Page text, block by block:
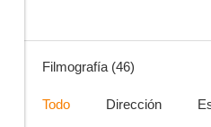
Filmografía (46)
Todo Dirección